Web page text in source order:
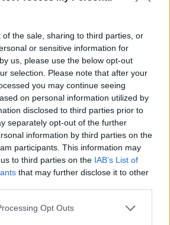
of the sale, sharing to third parties, or
or sensitive information for
us, please use the below opt-out
selection. Please note that after your
you may continue seeing
on personal information utilized by
disclosed to third parties prior to
separately opt-out of the further
information by third parties on the
participants. This information may
to third parties on the IAB’s List of
that may further disclose it to other
Opt Outs
ανάπαυλα για την